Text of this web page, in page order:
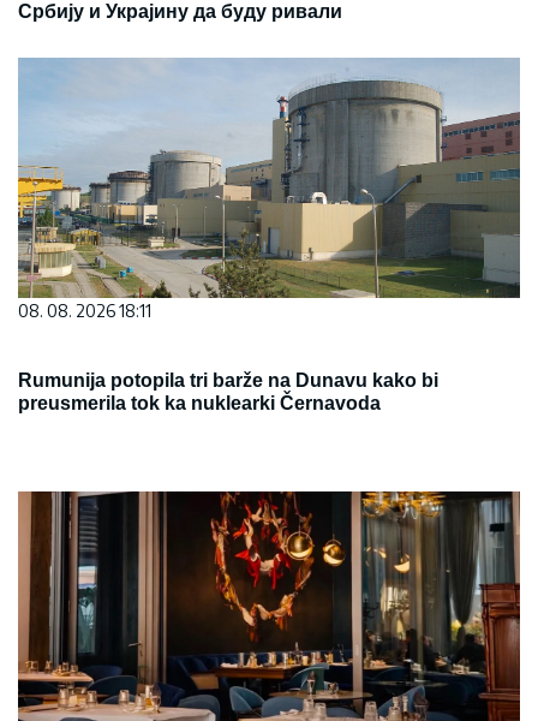
Србију и Украјину да буду ривали
08. 08. 2026 18:11
Rumunija potopila tri barže na Dunavu kako bi
preusmerila tok ka nuklearki Černavoda